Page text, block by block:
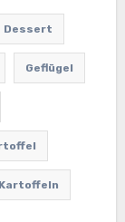
Dessert
Geflügel
Kartoffeln